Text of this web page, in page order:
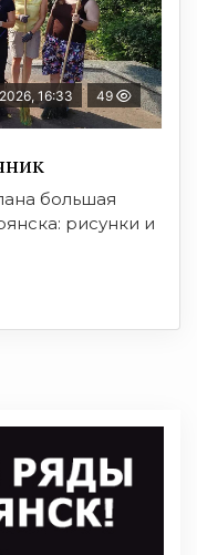
16:33 49
большая
рисунки и